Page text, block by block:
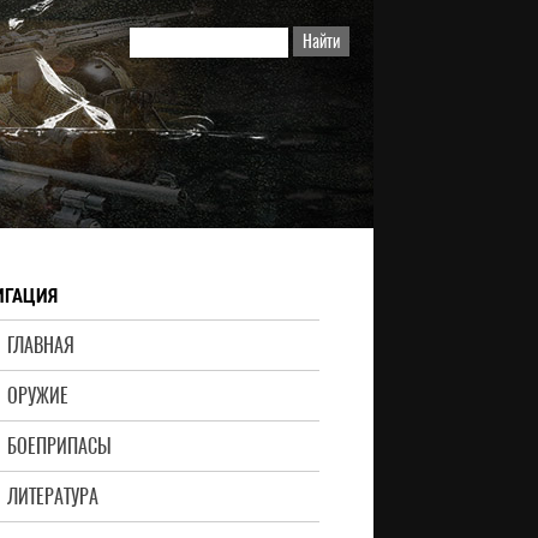
ГЛАВНАЯ
ОРУЖИЕ
БОЕПРИПАСЫ
ЛИТЕРАТУРА